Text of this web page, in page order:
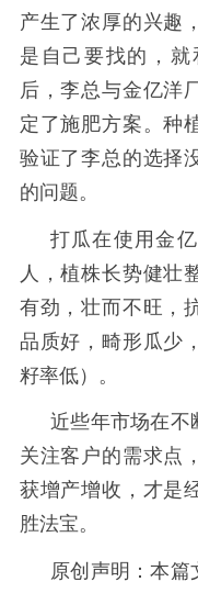
产生了浓厚的兴趣
是自己要找的，
后，李总与金亿洋
定了施肥方案。种
验证了李总的选择
的问题。
打瓜在使用金
人，植株长势健壮
有劲，壮而不旺，
品质好，畸形瓜少
籽率低）。
近些年市场在不
关注客户的需求点
获增产增收，才是
胜法宝。
原创声明：本